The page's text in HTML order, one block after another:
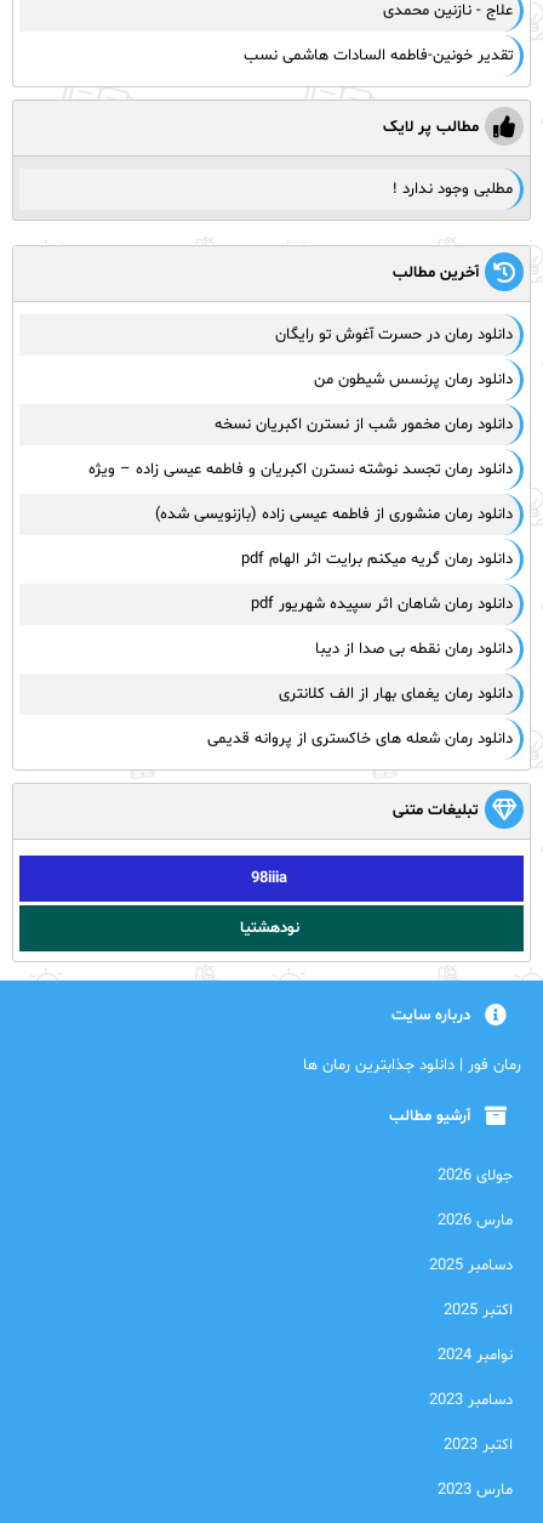
علاج - نازنین محمدی
تقدیر خونین-فاطمه السادات هاشمی نسب
مطالب پر لایک
مطلبی وجود ندارد !
آخرین مطالب
دانلود رمان در حسرت آغوش تو رایگان
دانلود رمان پرنسس شیطون من
دانلود رمان مخمور شب از نسترن اکبریان نسخه
دانلود رمان تجسد نوشته نسترن اکبریان و فاطمه عیسی زاده – ویژه
دانلود رمان منشوری از فاطمه عیسی زاده (بازنویسی شده)
دانلود رمان گریه میکنم برایت اثر الهام pdf
دانلود رمان شاهان اثر سپیده شهریور pdf
دانلود رمان نقطه بی صدا از دیبا
دانلود رمان یغمای بهار از الف کلانتری
دانلود رمان شعله های خاکستری از پروانه قدیمی
تبلیغات متنی
98iiia
نودهشتیا
درباره سایت
رمان فور | دانلود جذابترین رمان ها
آرشیو مطالب
جولای 2026
مارس 2026
دسامبر 2025
اکتبر 2025
نوامبر 2024
دسامبر 2023
اکتبر 2023
مارس 2023